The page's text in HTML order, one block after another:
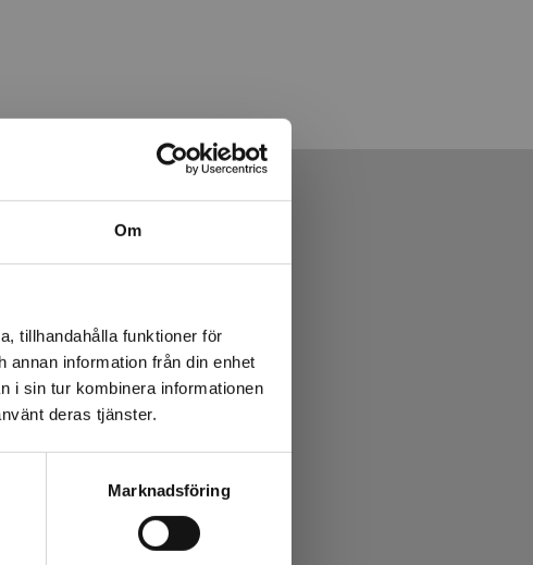
Om
tillhandahålla funktioner för
information från din enhet
i sin tur kombinera informationen
deras tjänster.
Marknadsföring